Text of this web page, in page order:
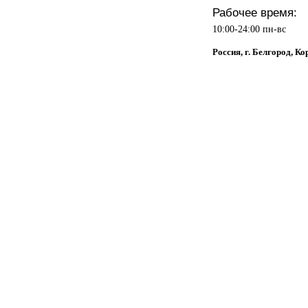
Рабочее время:
10:00-24:00 пн-вс
Россия, г. Белгород,